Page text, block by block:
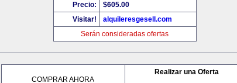
Precio:
$605.00
Visitar!
alquileresgesell.com
Serán consideradas ofertas
COMPRAR AHORA
Realizar una Oferta